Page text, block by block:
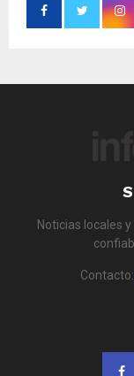
Noticias locales
Contacto: